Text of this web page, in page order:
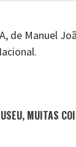
de Manuel
MUITAS